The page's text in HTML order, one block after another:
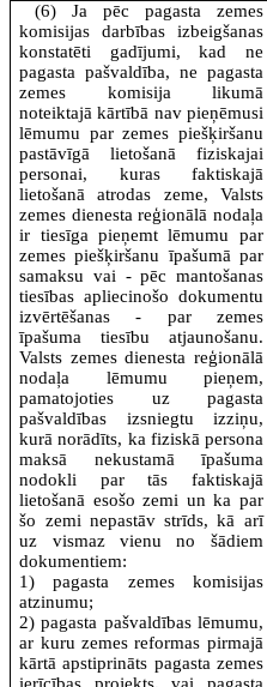
(6) Ja pēc pagasta zemes
komisijas darbības izbeigšanas
konstatēti gadījumi, kad ne
pagasta pašvaldība, ne pagasta
zemes komisija likumā
noteiktajā kārtībā nav pieņēmusi
lēmumu par zemes piešķiršanu
pastāvīgā lietošanā fiziskajai
personai, kuras faktiskajā
lietošanā atrodas zeme, Valsts
zemes dienesta reģionālā nodaļa
ir tiesīga pieņemt lēmumu par
zemes piešķiršanu īpašumā par
samaksu vai - pēc mantošanas
tiesības apliecinošo dokumentu
izvērtēšanas - par zemes
īpašuma tiesību atjaunošanu.
Valsts zemes dienesta reģionālā
nodaļa lēmumu pieņem,
pamatojoties uz pagasta
pašvaldības izsniegtu izziņu,
kurā norādīts, ka fiziskā persona
maksā nekustamā īpašuma
nodokli par tās faktiskajā
lietošanā esošo zemi un ka par
šo zemi nepastāv strīds, kā arī
uz vismaz vienu no šādiem
dokumentiem:
1) pagasta zemes komisijas
atzinumu;
2) pagasta pašvaldības lēmumu,
ar kuru zemes reformas pirmajā
kārtā apstiprināts pagasta zemes